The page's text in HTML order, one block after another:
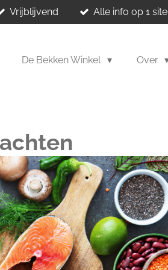
Vrijblijvend Alle info op 1 site
De Bekken Winkel Over